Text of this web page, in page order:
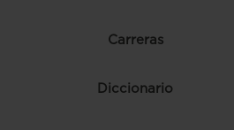
Carreras
Diccionario